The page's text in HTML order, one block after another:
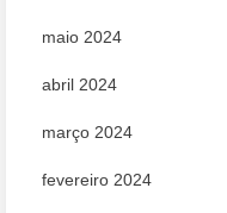
maio 2024
abril 2024
março 2024
fevereiro 2024